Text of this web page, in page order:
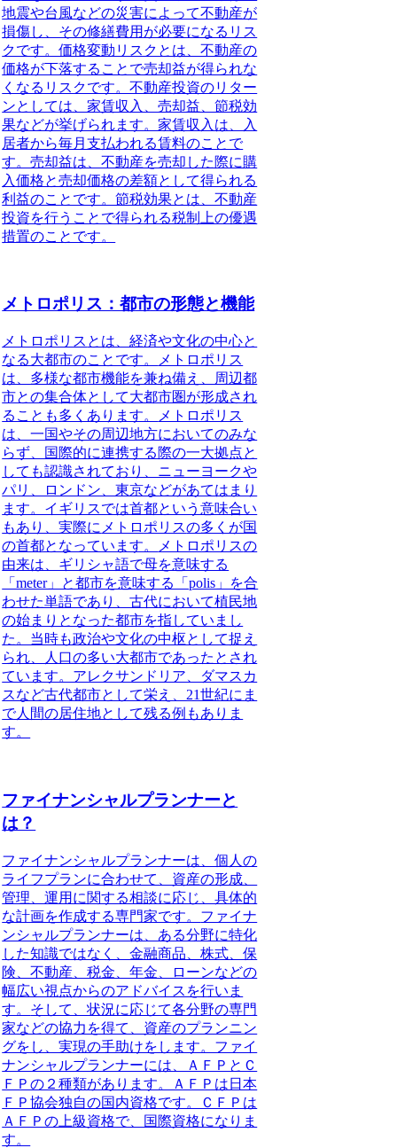
地震や台風などの災害によって不動産が
損傷し、その修繕費用が必要になるリス
クです。価格変動リスクとは、不動産の
価格が下落することで売却益が得られな
くなるリスクです。不動産投資のリター
ンとしては、家賃収入、売却益、節税効
果などが挙げられます。家賃収入は、入
居者から毎月支払われる賃料のことで
す。売却益は、不動産を売却した際に購
入価格と売却価格の差額として得られる
利益のことです。節税効果とは、不動産
投資を行うことで得られる税制上の優遇
措置のことです。
メトロポリス：都市の形態と機能
メトロポリス とは、経済や文化の中心と
なる大都市のことです。
メトロポリス
は、多様な都市機能を兼ね備え、周辺都
市との集合体として大都市圏が形成され
ることも多くあります。
メトロポリス
は、一国やその周辺地方においてのみな
らず、国際的に連携する際の一大拠点と
しても認識されており、ニューヨークや
パリ、ロンドン、東京などがあてはまり
ます。イギリスでは首都という意味合い
もあり、実際に メトロポリスの多くが国
の首都となっています。
メトロポリスの
由来は、ギリシャ語で母を意味する
「meter」と都市を意味する「polis」を合
わせた単語であり、古代において植民地
の始まりとなった都市を指していまし
た。当時も政治や文化の中枢として捉え
られ、人口の多い大都市であったとされ
ています。アレクサンドリア、ダマスカ
スなど古代都市として栄え、21世紀にま
で人間の居住地として残る例もありま
す。
ファイナンシャルプランナーと
は？
ファイナンシャルプランナーは、個人の
ライフプランに合わせて、資産の形成、
管理、運用に関する相談に応じ、具体的
な計画を作成する専門家です。 ファイナ
ンシャルプランナーは、ある分野に特化
した知識ではなく、金融商品、株式、保
険、不動産、税金、年金、ローンなどの
幅広い視点からのアドバイスを行いま
す。 そして、状況に応じて各分野の専門
家などの協力を得て、資産のプランニン
グをし、実現の手助けをします。ファイ
ナンシャルプランナーには、ＡＦＰとＣ
ＦＰの２種類があります。ＡＦＰは日本
ＦＰ協会独自の国内資格です。ＣＦＰは
ＡＦＰの上級資格で、国際資格になりま
す。